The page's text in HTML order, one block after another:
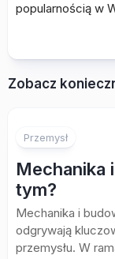
popularnością w
Zobacz
Przemysł
Mechanika
tym?
Mechanika i
odgrywają
przemysłu. W